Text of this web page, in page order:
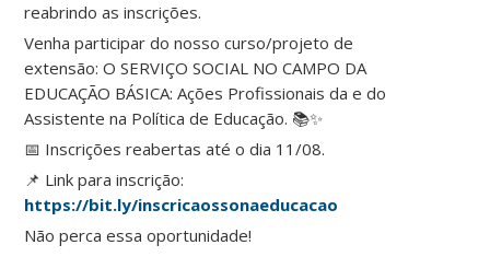
reabrindo as inscrições.
Venha participar do nosso curso/projeto de
extensão: O SERVIÇO SOCIAL NO CAMPO DA
EDUCAÇÃO BÁSICA: Ações Profissionais da e do
Assistente na Política de Educação. 📚✨
📅 Inscrições reabertas até o dia 11/08.
📌 Link para inscrição:
https://bit.ly/inscricaossonaeducacao
Não perca essa oportunidade!